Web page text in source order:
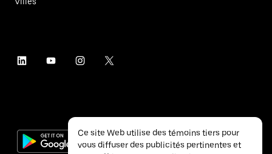
Ce site Web utilise des témoins tiers pour
vous diffuser des publicités pertinentes et